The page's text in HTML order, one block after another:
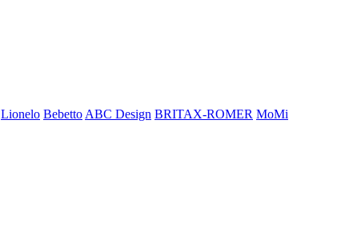
Lionelo Bebetto ABC Design BRITAX-ROMER MoMi